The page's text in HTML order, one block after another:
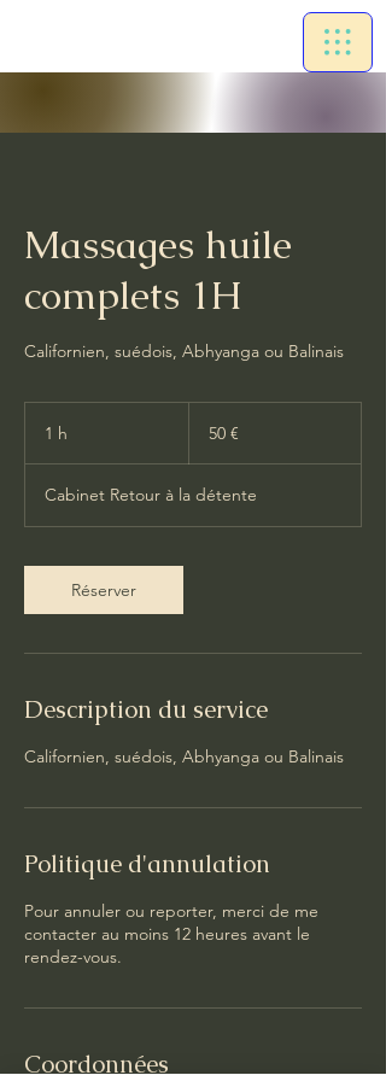
Massages huile
complets 1H
Californien, suédois, Abhyanga ou Balinais
1 h 50 €
Cabinet Retour à la détente
Réserver
Description du service
Californien, suédois, Abhyanga ou Balinais
Politique d'annulation
Pour annuler ou reporter, merci de me
contacter au moins 12 heures avant le
rendez-vous.
Coordonnées